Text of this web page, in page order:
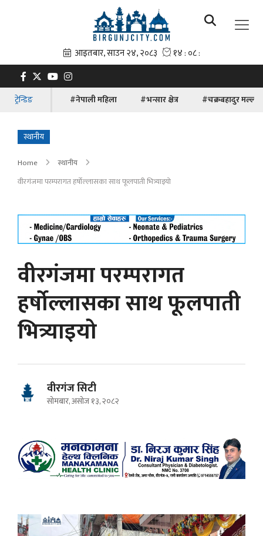
ट्रेन्डिङ #नेपाली महिला #भन्सार क्षेत्र #चक्रबहादुर मल्ल
स्थानीय
Home
स्थानीय
वीरगंजमा परम्परागत हर्षोल्लासका साथ फूलपाती भित्र्याइयो
वीरगंजमा परम्परागत
हर्षोल्लासका साथ फूलपाती
भित्र्याइयो
वीरगंज सिटी
सोमबार, असोज १३, २०८२